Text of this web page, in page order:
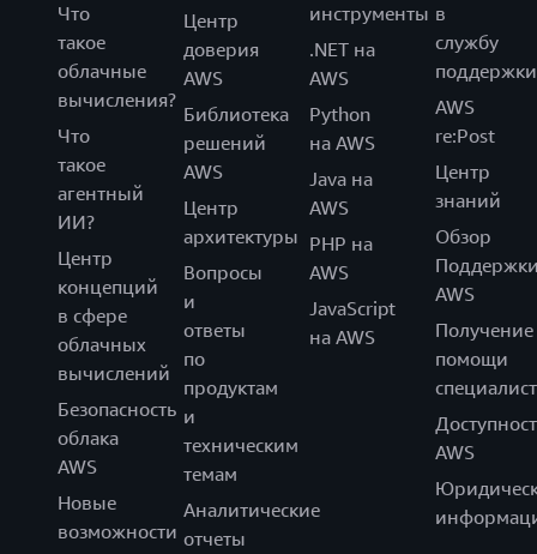
Что
такое
облачные
вычисления?
Что
такое
агентный
ИИ?
Центр
концепций
в сфере
облачных
вычислений
Безопасность
облака
AWS
Новые
возможности
Центр
доверия
AWS
Библиотека
решений
AWS
Центр
архитектуры
Вопросы
и
ответы
по
продуктам
и
техническим
темам
Аналитические
отчеты
инструменты
.NET на
AWS
Python
на AWS
Java на
AWS
PHP на
AWS
JavaScript
на AWS
в
службу
поддержки
AWS
re:Post
Центр
знаний
Обзор
AWS
Получение
помощи
AWS